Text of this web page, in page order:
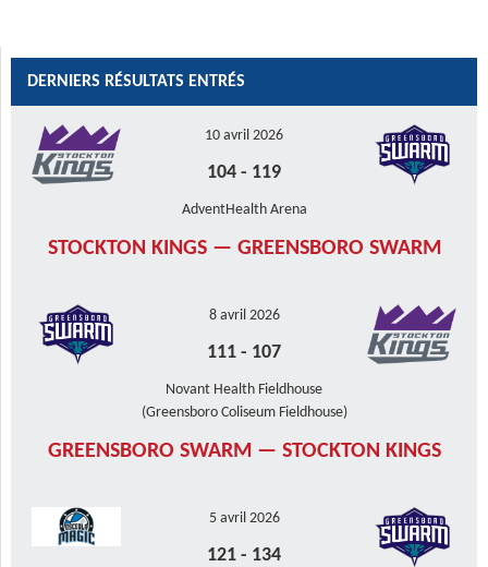
DERNIERS RÉSULTATS ENTRÉS
10 avril 2026
104 - 119
AdventHealth Arena
STOCKTON KINGS — GREENSBORO SWARM
8 avril 2026
111 - 107
Novant Health Fieldhouse
(Greensboro Coliseum Fieldhouse)
GREENSBORO SWARM — STOCKTON KINGS
5 avril 2026
121 - 134